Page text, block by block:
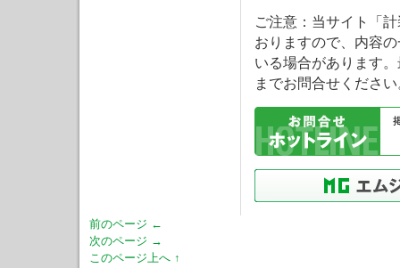
ご注意：当サイト「
おりますので、内容
いる場合があります
までお問合せくださ
前のページ ←
次のページ →
このページ上へ ↑